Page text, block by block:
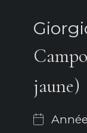
jaune)